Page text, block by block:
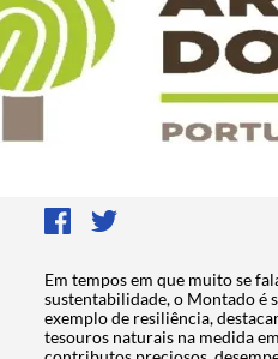
Em tempos em que muito se
sustentabilidade, o Montado é
exemplo de resiliência,
tesouros naturais na medida